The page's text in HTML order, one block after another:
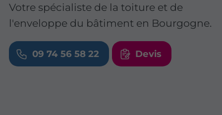
Votre spécialiste de la toiture et de
l'enveloppe du bâtiment en Bourgogne.
09 74 56 58 22 Devis